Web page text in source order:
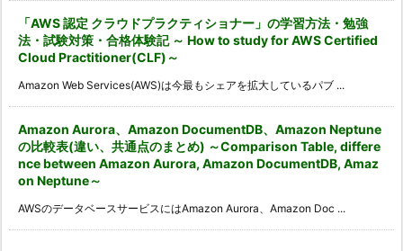
「AWS 認定 クラウドプラクティショナー」の学習方法・勉強
法・試験対策・合格体験記 ～ How to study for AWS Certified
Cloud Practitioner(CLF)～
Amazon Web Services(AWS)は今最もシェアを拡大しているパブ ...
Amazon Aurora、Amazon DocumentDB、Amazon Neptune
の比較表(違い、共通点のまとめ) ～Comparison Table, differe
nce between Amazon Aurora, Amazon DocumentDB, Amaz
on Neptune～
AWSのデータベースサービスにはAmazon Aurora、Amazon Doc ...